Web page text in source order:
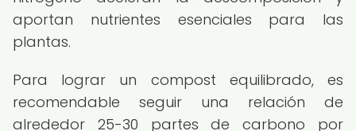
aportan nutrientes esenciales para las
plantas.
Para lograr un compost equilibrado, es
recomendable seguir una relación de
alrededor 25-30 partes de carbono por